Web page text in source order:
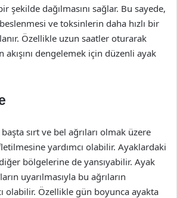
şekilde dağılmasını sağlar. Bu sayede,
ve toksinlerin daha hızlı bir
Özellikle uzun saatler oturarak
akışını dengelemek için düzenli ayak
sırt ve bel ağrıları olmak üzere
yardımcı olabilir. Ayaklardaki
bölgelerine de yansıyabilir. Ayak
uyarılmasıyla bu ağrıların
olabilir. Özellikle gün boyunca ayakta